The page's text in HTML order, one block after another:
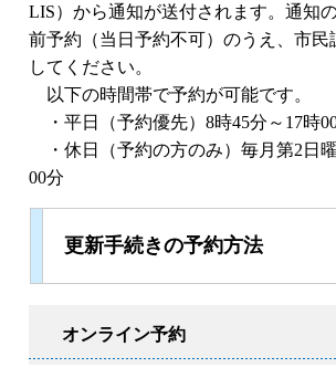
LIS）から通知が送付されます。通知
前予約（当日予約不可）のうえ、市民
してください。
以下の時間帯で予約が可能です。
・平日（予約優先）8時45分～17時
・休日（予約の方のみ）毎月第2日
00分
更新手続きの予約方法
オンライン予約